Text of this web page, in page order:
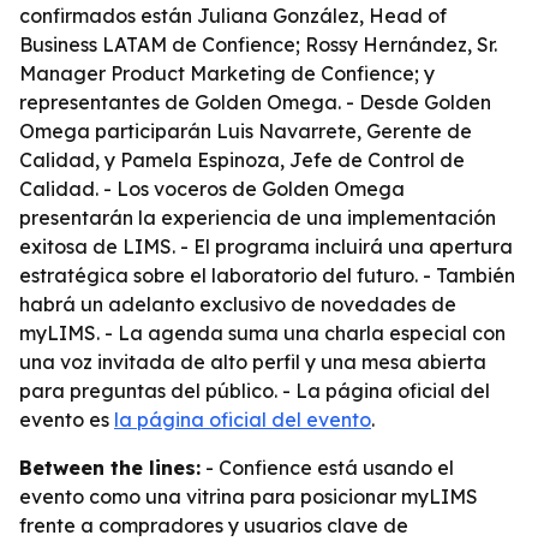
confirmados están Juliana González, Head of
Business LATAM de Confience; Rossy Hernández, Sr.
Manager Product Marketing de Confience; y
representantes de Golden Omega. - Desde Golden
Omega participarán Luis Navarrete, Gerente de
Calidad, y Pamela Espinoza, Jefe de Control de
Calidad. - Los voceros de Golden Omega
presentarán la experiencia de una implementación
exitosa de LIMS. - El programa incluirá una apertura
estratégica sobre el laboratorio del futuro. - También
habrá un adelanto exclusivo de novedades de
myLIMS. - La agenda suma una charla especial con
una voz invitada de alto perfil y una mesa abierta
para preguntas del público. - La página oficial del
evento es la página oficial del evento.
Between the lines: - Confience está usando el
evento como una vitrina para posicionar myLIMS
frente a compradores y usuarios clave de